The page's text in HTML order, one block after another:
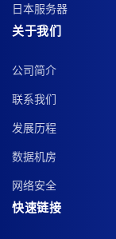
日本服务器
关于我们
公司简介
联系我们
发展历程
数据机房
网络安全
快速链接